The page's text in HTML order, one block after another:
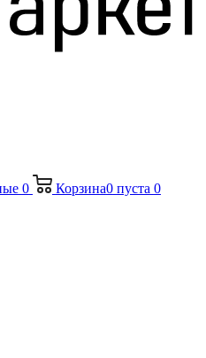
0 Корзина0 пуста 0